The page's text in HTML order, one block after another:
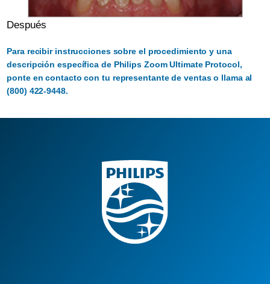
Después
Para recibir instrucciones sobre el procedimiento y una
descripción específica de Philips Zoom Ultimate Protocol,
ponte en contacto con tu representante de ventas o llama al
(800) 422-9448.